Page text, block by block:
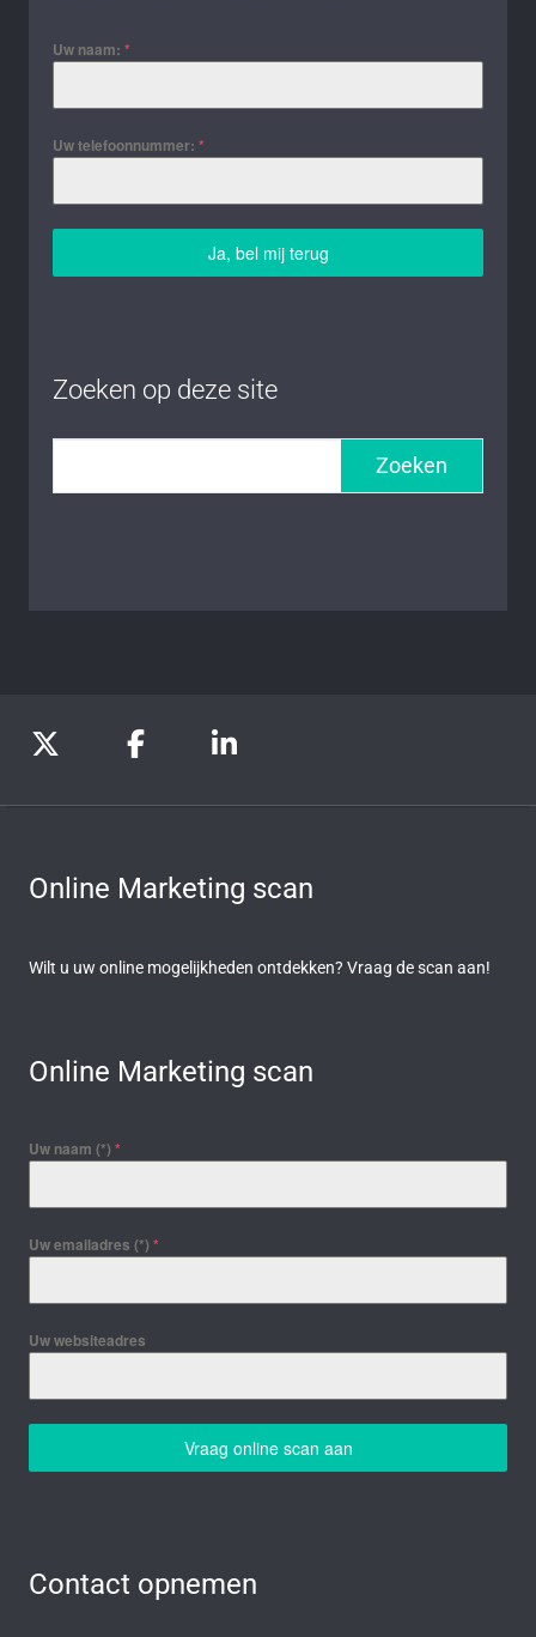
Uw naam: *
Uw telefoonnummer: *
Ja, bel mij terug
Zoeken op deze site
Zoeken
Online Marketing scan
Wilt u uw online mogelijkheden ontdekken? Vraag de scan aan!
Online Marketing scan
Uw naam (*) *
Uw emailadres (*) *
Uw websiteadres
Vraag online scan aan
Contact opnemen